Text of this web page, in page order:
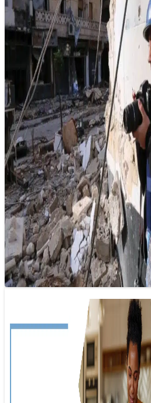
Nhà báo và những nỗi
đáng bị kỳ thị
17/01/2025 10:40
Mỗi nhà báo đều đối mặt với
chất riêng, và không ai nên bị kỳ